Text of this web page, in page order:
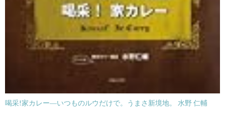
喝采!家カレー―いつものルウだけで。うまさ新境地。 水野 仁輔